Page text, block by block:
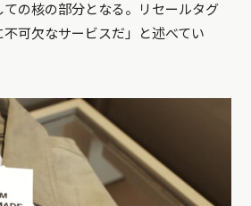
の核の部分となる。リセールタグ
可欠なサービスだ」
と述べてい